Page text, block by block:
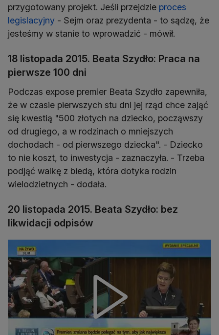
przygotowany projekt. Jeśli przejdzie proces
legislacyjny - Sejm oraz prezydenta - to sądzę, że
jesteśmy w stanie to wprowadzić - mówił.
18 listopada 2015. Beata Szydło: Praca na
pierwsze 100 dni
Podczas expose premier Beata Szydło zapewniła,
że w czasie pierwszych stu dni jej rząd chce zająć
się kwestią "500 złotych na dziecko, począwszy
od drugiego, a w rodzinach o mniejszych
dochodach - od pierwszego dziecka". - Dziecko
to nie koszt, to inwestycja - zaznaczyła. - Trzeba
podjąć walkę z biedą, która dotyka rodzin
wielodzietnych - dodała.
20 listopada 2015. Beata Szydło: bez
likwidacji odpisów